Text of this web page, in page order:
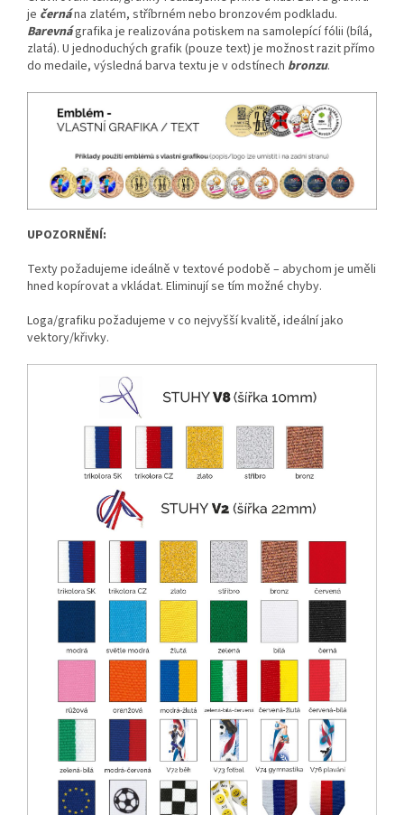
je černána zlatém, stříbrném nebo bronzovém podkladu.
Barevnágrafika je realizována potiskem na samolepící fólii (bílá,
zlatá). U jednoduchých grafik (pouze text) je možnost razit přímo
do medaile, výsledná barva textu je v odstínech bronzu.
UPOZORNĚNÍ:
Texty požadujeme ideálně v textové podobě – abychom je uměli
hned kopírovat a vkládat. Eliminují se tím možné chyby.
Loga/grafiku požadujeme v co nejvyšší kvalitě, ideální jako
vektory/křivky.